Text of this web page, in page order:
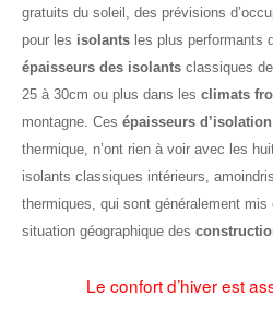
gratuits du soleil, des prévisions
pour les isolants les plus performants
épaisseurs des isolants classiques
25 à 30cm ou plus dans les climats
montagne. Ces épaisseurs d’isolation
thermique, n’ont rien à voir avec les
isolants classiques intérieurs,
thermiques, qui sont généralement
situation géographique des
Le confort d’hiver est